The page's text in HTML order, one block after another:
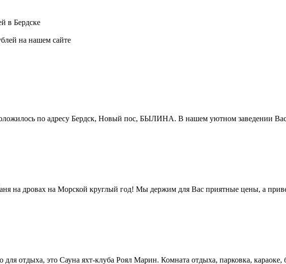
в Бердске
на нашем сайте
по адресу Бердск, Новый пос, БЫЛИНА. В нашем уютном заведении Вас
на дровах на Морской круглый год! Мы держим для Вас приятные цены, а
для отдыха, это Сауна яхт-клуба Роял Марин. Комната отдыха, парковка, караоке,